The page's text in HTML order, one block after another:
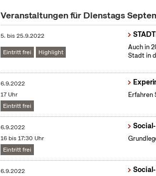
Veranstaltungen für Dienstags
5. bis25.9.2022
Eintritt frei Highlight
Auch in
Stadt in
6.9.2022
17 Uhr
Eintritt frei
Erfahren
6.9.2022
16 bis 17:30 Uhr
Eintritt frei
6.9.2022